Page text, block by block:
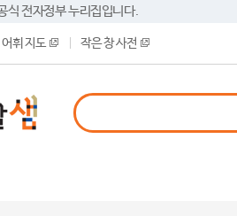
식 전자정부 누리집입니다.
어휘 지도 작은 창 사전